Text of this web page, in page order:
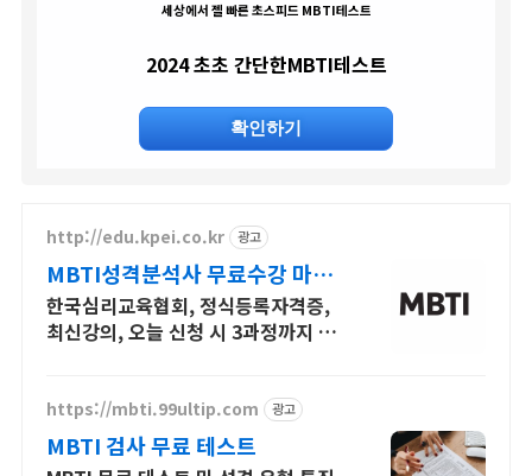
세상에서 젤 빠른 초스피드 MBTI테스트
2024 초초 간단한MBTI테스트
확인하기
http://edu.kpei.co.kr 광고
MBTI성격분석사 무료수강 마감
임박
한국심리교육협회, 정식등록자격증,
최신강의, 오늘 신청 시 3과정까지 전
https://mbti.99ultip.com 광고
MBTI 검사 무료 테스트